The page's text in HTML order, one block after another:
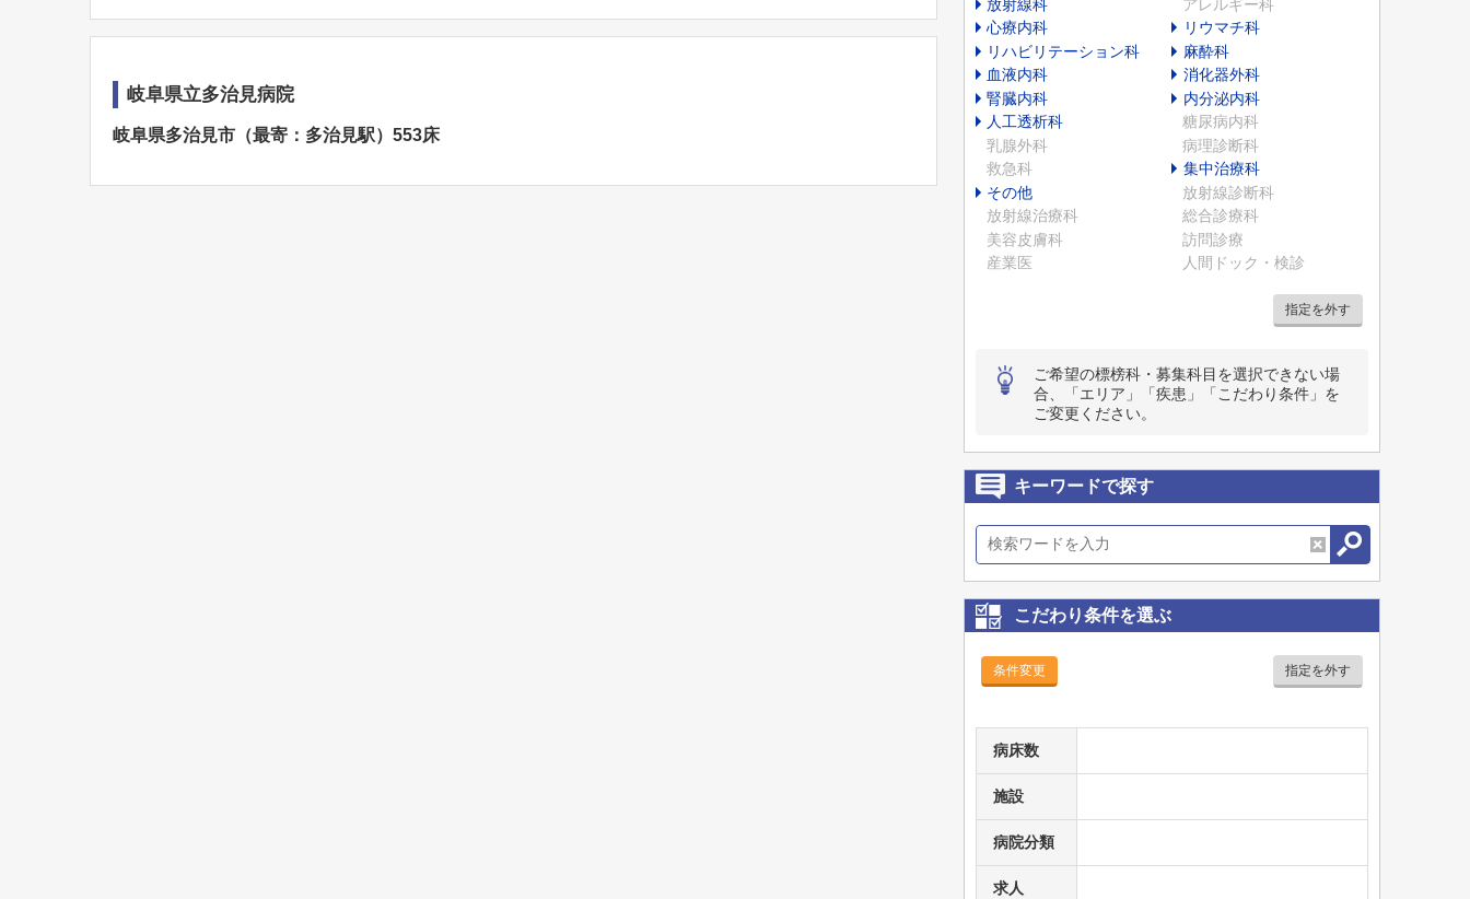
岐阜県立多治見病院
岐阜県多治見市（最寄：多治見駅）553床
放射線科
アレルギー科
心療内科
リウマチ科
リハビリテーション科
麻酔科
血液内科
消化器外科
腎臓内科
内分泌内科
人工透析科
糖尿病内科
乳腺外科
病理診断科
救急科
集中治療科
その他
放射線診断科
放射線治療科
総合診療科
美容皮膚科
訪問診療
産業医
人間ドック・検診
指定を外す
ご希望の標榜科・募集科目を選択できない場
合、「エリア」「疾患」「こだわり条件」を
ご変更ください。
キーワードで探す
こだわり条件を選ぶ
条件変更 指定を外す
病床数
施設
病院分類
求人